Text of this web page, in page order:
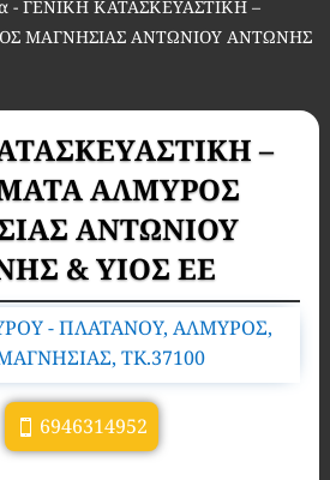
- ΓΕΝΙΚΗ ΚΑΤΑΣΚΕΥΑΣΤΙΚΗ –
ΜΑΓΝΗΣΙΑΣ ΑΝΤΩΝΙΟΥ ΑΝΤΩΝΗΣ
–
ΑΛΜΥΡΟΣ
ΑΝΤΩΝΙΟΥ
& ΥΙΟΣ ΕΕ
- ΠΛΑΤΑΝΟΥ, ΑΛΜΥΡΟΣ,
TK.37100
6946314952